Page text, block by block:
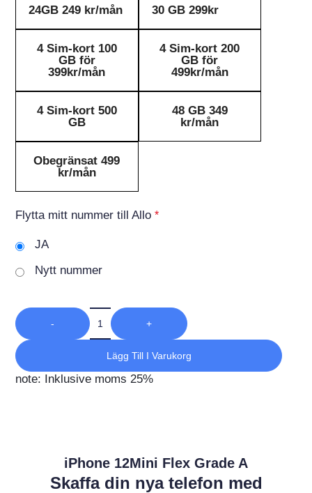
24GB 249 kr/mån 30 GB 299kr
4 Sim-kort 100
GB för
399kr/mån
4 Sim-kort 200
GB för
499kr/mån
4 Sim-kort 500
GB
48 GB 349
kr/mån
Obegränsat 499
kr/mån
Flytta mitt nummer till Allo *
JA
Nytt nummer
- +
Lägg Till I Varukorg
note: Inklusive moms 25%
iPhone 12Mini Flex Grade A
Skaffa din nya telefon med